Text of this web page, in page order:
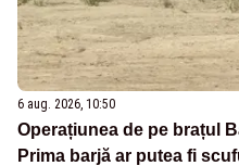
6 aug. 2026, 10:50
Operațiunea de pe brațul
Prima barjă ar putea fi